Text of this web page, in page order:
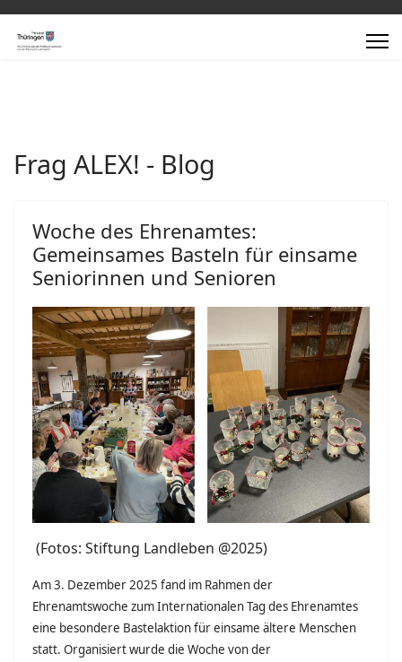
Frag ALEX! - Blog
Woche des Ehrenamtes:
Gemeinsames Basteln für einsame
Seniorinnen und Senioren
(Fotos: Stiftung Landleben @2025)
Am 3. Dezember 2025 fand im Rahmen der
Ehrenamtswoche zum Internationalen Tag des Ehrenamtes
eine besondere Bastelaktion für einsame ältere Menschen
statt. Organisiert wurde die Woche von der